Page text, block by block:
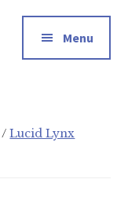
Menu
/ Lucid Lynx